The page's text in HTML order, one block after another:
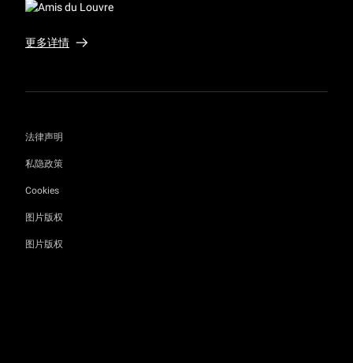
更多详情
法律声明
私隐政策
Cookies
图片版权
图片版权